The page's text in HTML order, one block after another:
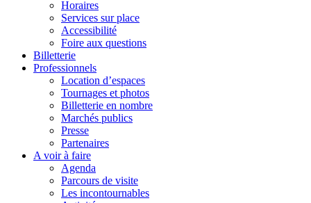
Horaires
Services sur place
Accessibilité
Foire aux questions
Billetterie
Professionnels
Location d’espaces
Tournages et photos
Billetterie en nombre
Marchés publics
Presse
Partenaires
A voir à faire
Agenda
Parcours de visite
Les incontournables